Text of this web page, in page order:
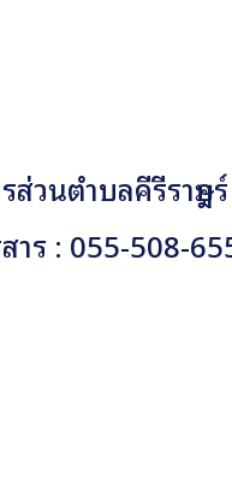
ส่วนตำบลคีรีราษ
าร : 055-508-